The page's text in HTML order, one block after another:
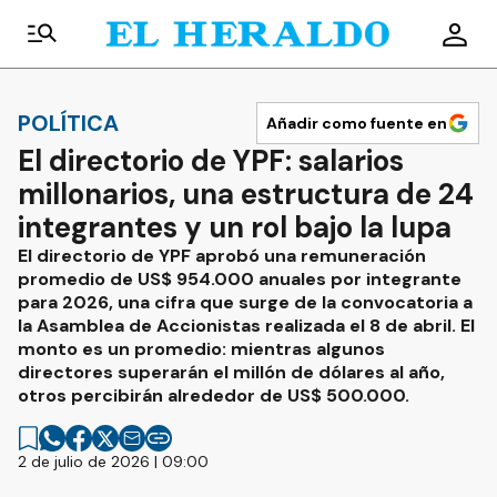
POLÍTICA Añadir como fuente en
El directorio de YPF: salarios
millonarios, una estructura de 24
integrantes y un rol bajo la lupa
El directorio de YPF aprobó una remuneración
promedio de US$ 954.000 anuales por integrante
para 2026, una cifra que surge de la convocatoria a
la Asamblea de Accionistas realizada el 8 de abril. El
monto es un promedio: mientras algunos
directores superarán el millón de dólares al año,
otros percibirán alrededor de US$ 500.000.
2 de julio de 2026 | 09:00